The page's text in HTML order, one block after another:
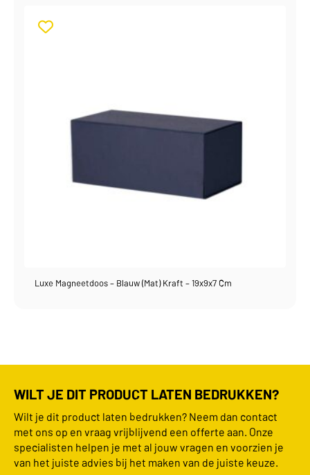
Luxe Magneetdoos – Blauw (mat) Kraft – 19x9x7 Cm
WILT JE DIT PRODUCT LATEN BEDRUKKEN?
Wilt je dit product laten bedrukken? Neem dan contact
met ons op en vraag vrijblijvend een offerte aan. Onze
specialisten helpen je met al jouw vragen en voorzien je
van het juiste advies bij het maken van de juiste keuze.